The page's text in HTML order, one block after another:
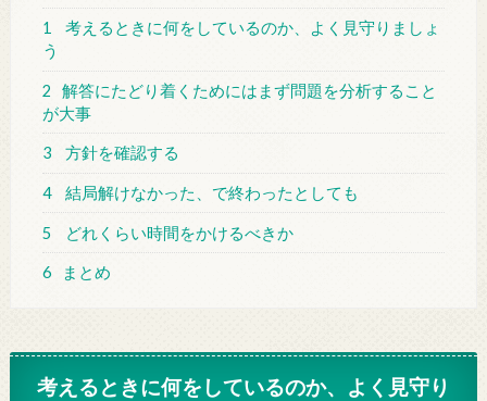
1
考えるときに何をしているのか、よく見守りましょ
う
2
解答にたどり着くためにはまず問題を分析すること
が大事
3 方針を確認する
4 結局解けなかった、で終わったとしても
5 どれくらい時間をかけるべきか
6 まとめ
考えるときに何をしているのか、よく見守り